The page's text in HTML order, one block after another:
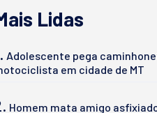
Lidas
Adolescente pega
em cidade de MT
Homem mata amigo